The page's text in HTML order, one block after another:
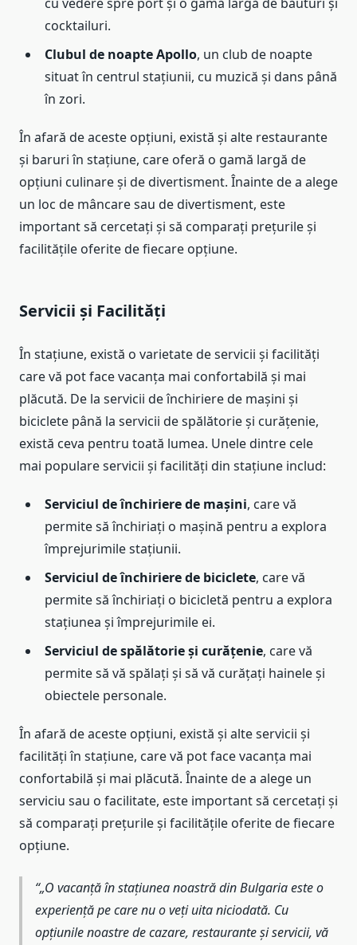
cocktailuri.
Clubul de noapte Apollo, un club de noapte
situat în centrul stațiunii, cu muzică și dans până
în zori.
În afară de aceste opțiuni, există și alte restaurante
și baruri în stațiune, care oferă o gamă largă de
opțiuni culinare și de divertisment. Înainte de a alege
un loc de mâncare sau de divertisment, este
important să cercetați și să comparați prețurile și
facilitățile oferite de fiecare opțiune.
Servicii și Facilități
În stațiune, există o varietate de servicii și facilități
care vă pot face vacanța mai confortabilă și mai
plăcută. De la servicii de închiriere de mașini și
biciclete până la servicii de spălătorie și curățenie,
există ceva pentru toată lumea. Unele dintre cele
mai populare servicii și facilități din stațiune includ:
Serviciul de închiriere de mașini, care vă
permite să închiriați o mașină pentru a explora
împrejurimile stațiunii.
Serviciul de închiriere de biciclete, care vă
permite să închiriați o bicicletă pentru a explora
stațiunea și împrejurimile ei.
Serviciul de spălătorie și curățenie, care vă
permite să vă spălați și să vă curățați hainele și
obiectele personale.
În afară de aceste opțiuni, există și alte servicii și
facilități în stațiune, care vă pot face vacanța mai
confortabilă și mai plăcută. Înainte de a alege un
serviciu sau o facilitate, este important să cercetați și
să comparați prețurile și facilitățile oferite de fiecare
opțiune.
„O vacanță în stațiunea noastră din Bulgaria este o
experiență pe care nu o veți uita niciodată. Cu
opțiunile noastre de cazare, restaurante și servicii, vă